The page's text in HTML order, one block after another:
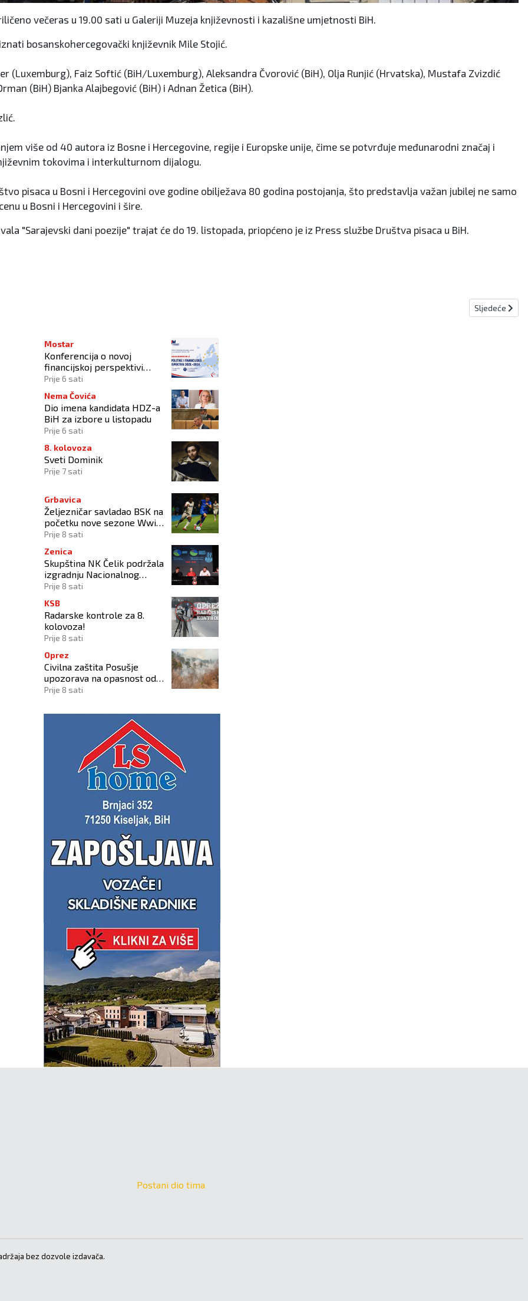
večeras u 19.00 sati u Galeriji Muzeja književnosti i kazališne umjetnosti BiH.
bosanskohercegovački književnik Mile Stojić.
(Luxemburg), Faiz Softić (BiH/Luxemburg), Aleksandra Čvorović (BiH), Olja Runjić (Hrvatska), Mustafa Zvizdić
(BiH) Bjanka Alajbegović (BiH) i Adnan Žetica (BiH).
više od 40 autora iz Bosne i Hercegovine, regije i Europske unije, čime se potvrđuje međunarodni značaj i
tokovima i interkulturnom dijalogu.
pisaca u Bosni i Hercegovini ove godine obilježava 80 godina postojanja, što predstavlja važan jubilej ne samo
u Bosni i Hercegovini i šire.
"Sarajevski dani poezije" trajat će do 19. listopada, priopćeno je iz Press službe Društva pisaca u BiH.
Carrerasa Sljedeći
Sljedeće
Mostar
Konferencija o novoj
financijskoj perspektivi
Europske unije 2028.–2034.
Prije 6 sati
Nema Čovića
Dio imena kandidata HDZ-a
BiH za izbore u listopadu
Prije 6 sati
8. kolovoza
Sveti Dominik
Prije 7 sati
Grbavica
Željezničar savladao BSK na
početku nove sezone Wwin
lige BiH
Prije 8 sati
Zenica
Skupština NK Čelik podržala
izgradnju Nacionalnog
stadiona
Prije 8 sati
KSB
Radarske kontrole za 8.
kolovoza!
Prije 8 sati
Oprez
Civilna zaštita Posušje
upozorava na opasnost od
požara na Blidinju
Prije 8 sati
Postani dio tima
bez dozvole izdavača.